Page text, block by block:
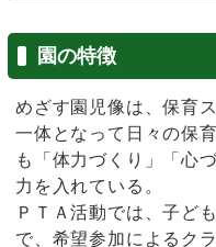
園の特徴
めざす園児像は、保育
一体となって日々の保
も「体力づくり」「心
力を入れている。
ＰＴＡ活動では、子ど
で、希望参加によるク